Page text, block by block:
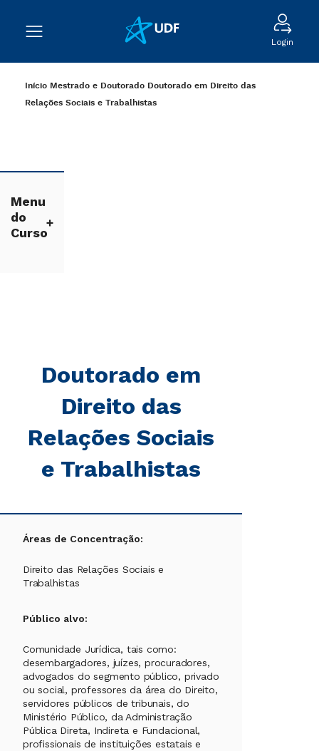
Login
Início Mestrado e Doutorado Doutorado em Direito das
Relações Sociais e Trabalhistas
Menu
do
Curso
Doutorado em
Direito das
Relações Sociais
e Trabalhistas
Áreas de Concentração:
Direito das Relações Sociais e
Trabalhistas
Público alvo:
Comunidade Jurídica, tais como:
desembargadores, juízes, procuradores,
advogados do segmento público, privado
ou social, professores da área do Direito,
servidores públicos de tribunais, do
Ministério Público, da Administração
Pública Direta, Indireta e Fundacional,
profissionais de instituições estatais e